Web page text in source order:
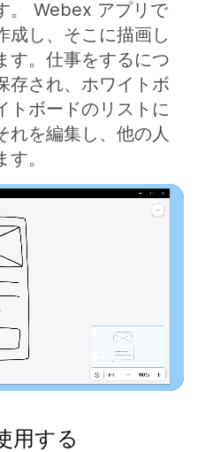
。 Webex アプリで
成し、そこに描画し
す。仕事をするにつ
存され、ホワイトボ
トボードのリストに
れを編集し、他の人
。
用する